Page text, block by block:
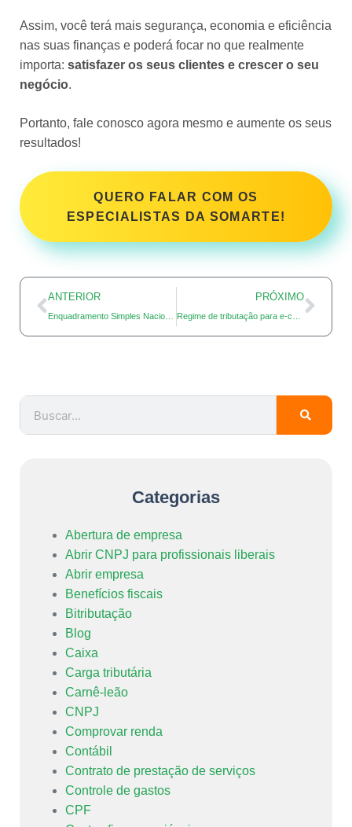
Assim, você terá mais segurança, economia e eficiência
nas suas finanças e poderá focar no que realmente
importa: satisfazer os seus clientes e crescer o seu
negócio.
Portanto, fale conosco agora mesmo e aumente os seus
resultados!
QUERO FALAR COM OS
ESPECIALISTAS DA SOMARTE!
ANTERIOR PRÓXIMO
Categorias
Abertura de empresa
Abrir CNPJ para profissionais liberais
Abrir empresa
Benefícios fiscais
Bitributação
Blog
Caixa
Carga tributária
Carnê-leão
CNPJ
Comprovar renda
Contábil
Contrato de prestação de serviços
Controle de gastos
CPF